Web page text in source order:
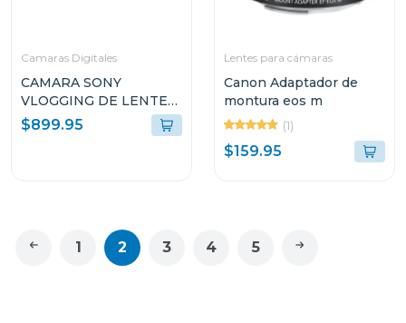
Camaras Digitales
CAMARA SONY
VLOGGING DE LENTE
FIJO ZV1-II
$899.95
Lentes para cámaras
Canon Adaptador de
montura eos m
(1)
$159.95
1 2 3 4 5